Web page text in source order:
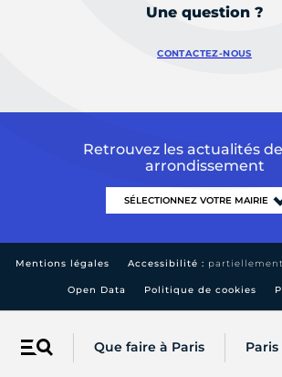
Menu Que faire à Paris
Une question ?
CONTACTEZ-NOUS
Retrouvez les actualités
arrondissement
Mentions légales Accessibilité :
Open Data Politique de cookies